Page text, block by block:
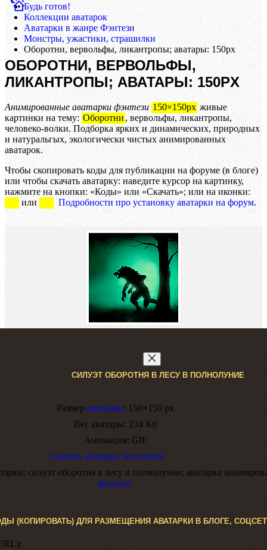
Будь готов!
Коллекции аватарок
Аватарки в жанре Фэнтези
Монстры, ужастики, страшилки
Оборотни, вервольфы, ликантропы; аватары: 150px
ОБОРОТНИ, ВЕРВОЛЬФЫ,
ЛИКАНТРОПЫ; АВАТАРЫ: 150PX
Анимированные аватарки фэнтези 150×150px живые
картинки на тему: Оборотни , вервольфы, ликантропы,
человеко-волки. Подборка ярких и динамических, природных
и натуральгых, экологически чистых анимированных
аватарок.
Чтобы скопировать коды для публикации на форуме (в блоге)
или чтобы скачать аватарку: наведите курсор на картинку,
нажмите на кнопки: «Коды» или «Скачать»; или на иконки:
или
Подробности про установку аватарки на форум.
СИЛУЭТ ОБОРОТНЯ В ЛЕСУ В ПОЛНОЛУНИЕ
Размер аватарки: 150×150 px
Вес аватары: 234 Кб
Анимация: GIF
Скачать аватарку бесплатно
cилуэт оборотня в лесу в полнолуние; аватарка
фэнтези.
(КОПИРОВАТЬ) ДЛЯ РАЗМЕЩЕНИЯ АВАТАРКИ В БЛОГЕ,